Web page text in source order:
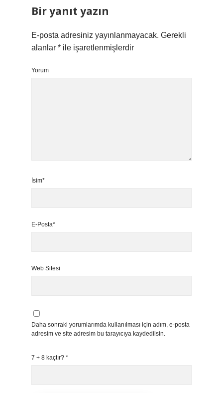
Bir yanıt yazın
E-posta adresiniz yayınlanmayacak. Gerekli
alanlar * ile işaretlenmişlerdir
Yorum
İsim*
E-Posta*
Web Sitesi
Daha sonraki yorumlarımda kullanılması için adım, e-posta
adresim ve site adresim bu tarayıcıya kaydedilsin.
7 + 8 kaçtır? *